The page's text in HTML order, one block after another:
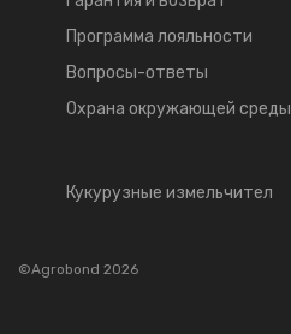
Программа лояльности
Вопросы-ответы
Охрана окружающей среды
Кукурузные измельчител
©Agrobond 2026